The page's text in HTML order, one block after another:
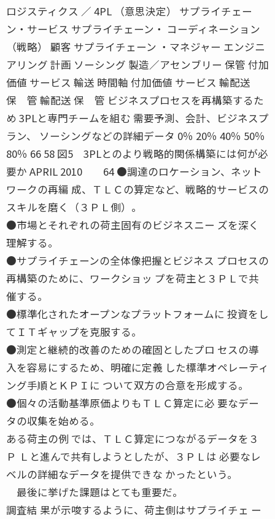
ロジスティクス ／ 4PL （意思決定） サプライチェー
ン・サービス サプライチェーン・ コーディネーション
（戦略） 顧客 サプライチェーン ・マネジャー エンジニ
アリング 計画 ソーシング 製造／アセンブリー 保管 付加
価値 サービス 輸送 時間軸 付加価値 サービス 輸配送
保 管 輸配送 保 管 ビジネスプロセスを再構築するた
め 3PLと専門チームを組む 需要予測、会計、ビジネスプ
ラン、 ソーシングなどの詳細データ 0％ 20％ 40％ 50％
80％ 66 58 図5 3PLとのより戦略的関係構築には何が必
要か APRIL 2010 64 ●調達のロケーション、ネット
ワークの再編 成、ＴＬＣの算定など、戦略的サービスの
スキルを磨く（３ＰＬ側）。
●市場とそれぞれの荷主固有のビジネスニー ズを深く
理解する。
●サプライチェーンの全体像把握とビジネス プロセスの
再構築のために、ワークショッ プを荷主と３ＰＬで共
催する。
●標準化されたオープンなプラットフォームに 投資をし
てＩＴギャップを克服する。
●測定と継続的改善のための確固としたプロ セスの導
入を容易にするため、明確に定義 した標準オペレーティ
ング手順とＫＰＩに ついて双方の合意を形成する。
●個々の活動基準原価よりもＴＬＣ算定に必 要なデー
タの収集を始める。
ある荷主の例 では、ＴＬＣ算定につながるデータを３
Ｐ Ｌと進んで共有しようとしたが、３ＰＬは 必要なレ
ベルの詳細なデータを提供できな かったという。
最後に挙げた課題はとても重要だ。
調査結 果が示唆するように、荷主側はサプライチェ ー